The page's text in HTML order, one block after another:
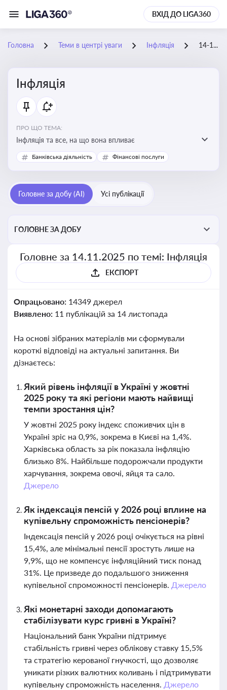
ВХІД ДО LIGA360
Головна Теми в центрі уваги Інфляція 14-11-2025
Інфляція
ПРО ЩО ТЕМА:
Інфляція та все, на що вона впливає
Банківська діяльність Фінансові послуги
Головне за добу (AI) Усі публікації
ГОЛОВНЕ ЗА ДОБУ
Головне за 14.11.2025 по темі: Інфляція
ЕКСПОРТ
Опрацьовано: 14349 джерел
Виявлено: 11 публікацій за 14 листопада
На основі зібраних матеріалів ми сформували
короткі відповіді на актуальні запитання. Ви
дізнаєтесь:
Який рівень інфляції в Україні у жовтні
2025 року та які регіони мають найвищі
темпи зростання цін?
У жовтні 2025 року індекс споживчих цін в
Україні зріс на 0,9%, зокрема в Києві на 1,4%.
Харківська область за рік показала інфляцію
близько 8%. Найбільше подорожчали продукти
харчування, зокрема овочі, яйця та сало.
Джерело
Як індексація пенсій у 2026 році вплине на
купівельну спроможність пенсіонерів?
Індексація пенсій у 2026 році очікується на рівні
15,4%, але мінімальні пенсії зростуть лише на
9,9%, що не компенсує інфляційний тиск понад
31%. Це призведе до подальшого зниження
купівельної спроможності пенсіонерів. Джерело
Які монетарні заходи допомагають
стабілізувати курс гривні в Україні?
Національний банк України підтримує
стабільність гривні через облікову ставку 15,5%
та стратегію керованої гнучкості, що дозволяє
уникати різких валютних коливань і підтримувати
купівельну спроможність населення. Джерело